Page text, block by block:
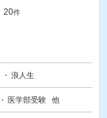
20件
浪人生
医学部受験 他